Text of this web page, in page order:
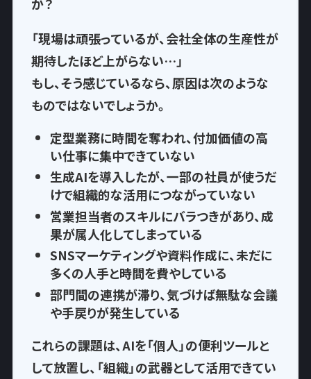
「現場は頑張っているが、会社全体の生産性が
期待したほど上がらない…」
もし、そう感じているなら、原因は次のような
ものではないでしょうか。
定型業務に時間を奪われ、付加価値の高
い仕事に集中できていない
生成AIを導入したが、一部の社員が使うだ
けで組織的な活用につながっていない
営業担当者のスキルにバラつきがあり、成
果が属人化してしまっている
SNSマーケティングや資料作成に、未だに
多くの人手と時間を費やしている
部門間の連携が滞り、気づけば無駄な会議
や手戻りが発生している
これらの課題は、AIを「個人」の便利ツールと
して放置し、 「組織」の武器として活用できてい